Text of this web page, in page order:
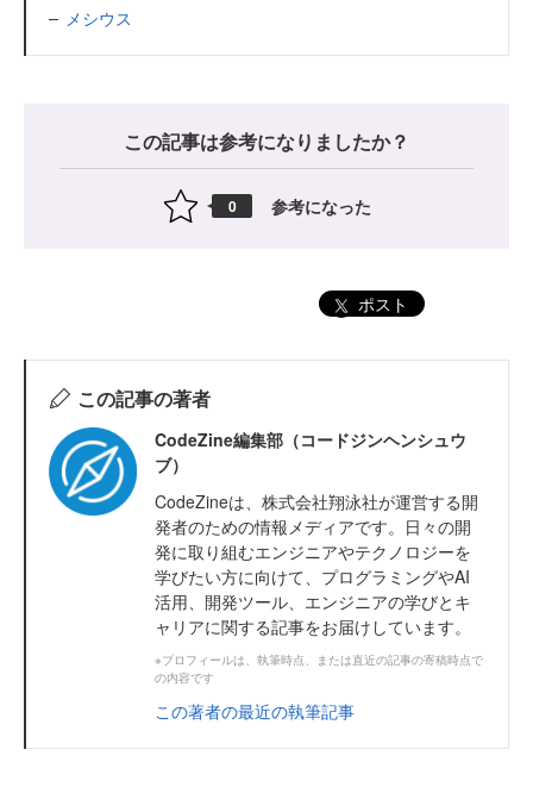
メシウス
この記事は参考になりましたか？
0 参考になった
ポスト
この記事の著者
CodeZine編集部（コードジンヘンシュウ
ブ）
CodeZineは、株式会社翔泳社が運営する開
発者のための情報メディアです。日々の開
発に取り組むエンジニアやテクノロジーを
学びたい方に向けて、プログラミングやAI
活用、開発ツール、エンジニアの学びとキ
ャリアに関する記事をお届けしています。
※プロフィールは、執筆時点、または直近の記事の寄稿時点で
の内容です
この著者の最近の執筆記事